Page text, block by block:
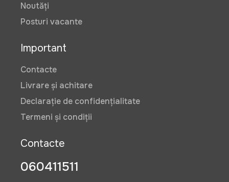
Noutăți
Posturi vacante
Important
Contacte
Livrare și achitare
Declarație de confidențialitate
Termeni și condiții
Contacte
060411511